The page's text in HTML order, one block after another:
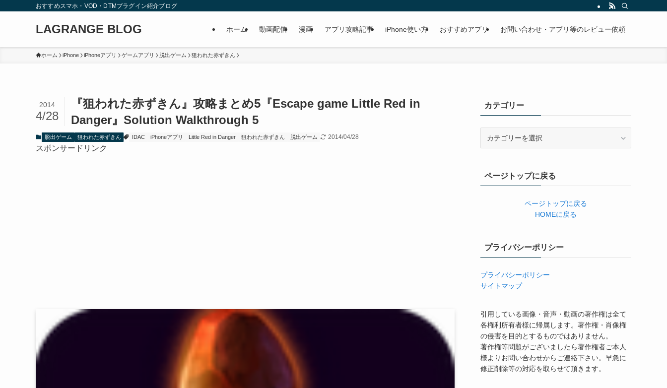
おすすめスマホ・VOD・DTMプラグイン紹介ブログ
LAGRANGE BLOG ホーム 動画配信 漫画 アプリ攻略記事 iPhone使い方 おすすめアプリ お問い合わせ・アプリ等のレビュー依頼
ホーム iPhone iPhoneアプリ ゲームアプリ 脱出ゲーム 狙われた赤ずきん
『狙われた赤ずきん』攻略まとめ5 『Escape game Little Red in
Danger』Solution Walkthrough 5
2014
4/28
脱出ゲーム 狙われた赤ずきん IDAC iPhoneアプリ Little Red in Danger 狙われた赤ずきん 脱出ゲーム 2014/04/28
スポンサードリンク
カテゴリー
ーページトップに戻る
ページトップに戻る
HOMEに戻る
プライバシーポリシー
プライバシーポリシー
サイトマップ
引用している画像・音声・動画の著作権は全て
各権利所有者様に帰属します。著作権・肖像権
の侵害を目的とするものではありません。
著作権等問題がございましたら著作権者ご本人
様よりお問い合わせからご連絡下さい。早急に
修正削除等の対応を取らせて頂きます。